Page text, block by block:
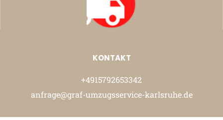
KONTAKT
+4915792653342
anfrage@graf-umzugsservice-karlsruhe.de